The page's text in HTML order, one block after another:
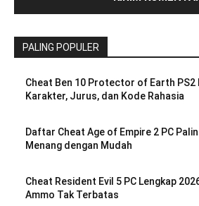
PALING POPULER
Cheat Ben 10 Protector of Earth PS2
Karakter, Jurus, dan Kode Rahasia
Daftar Cheat Age of Empire 2 PC
Menang dengan Mudah
Cheat Resident Evil 5 PC Lengkap
Ammo Tak Terbatas